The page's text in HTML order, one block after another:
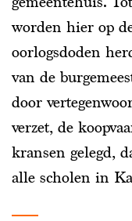
worden hier op
oorlogsdoden
van de
door
verzet, de
kransen gelegd,
alle scholen in